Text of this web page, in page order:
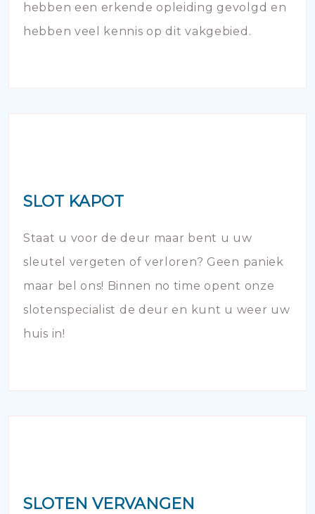
hebben een erkende opleiding gevolgd en
hebben veel kennis op dit vakgebied.
SLOT KAPOT
Staat u voor de deur maar bent u uw
sleutel vergeten of verloren? Geen paniek
maar bel ons! Binnen no time opent onze
slotenspecialist de deur en kunt u weer uw
huis in!
SLOTEN VERVANGEN